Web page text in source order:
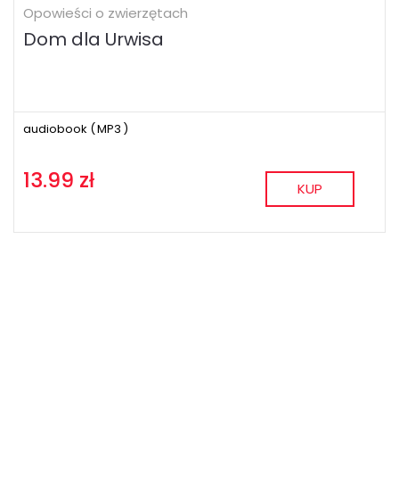
Opowieści o zwierzętach
Dom dla Urwisa
audiobook (MP3 )
13.99 zł KUP